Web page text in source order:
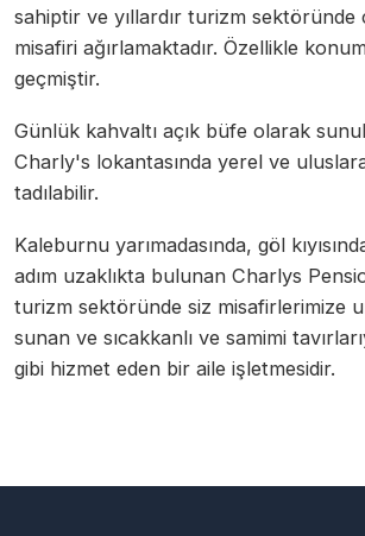
sahiptir ve yıllardır turizm sektöründe
misafiri ağırlamaktadır. Özellikle
geçmiştir.
Günlük kahvaltı açık büfe olarak
Charly's lokantasında yerel ve
tadılabilir.
Kaleburnu yarımadasında, göl
adım uzaklıkta bulunan Charlys
turizm sektöründe siz misafirlerimize
sunan ve sıcakkanlı ve samimi
gibi hizmet eden bir aile işletmesidir.